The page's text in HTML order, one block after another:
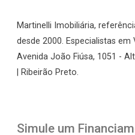
Martinelli Imobiliária,
desde 2000. Especialistas em
Avenida João Fiúsa, 1051 -
| Ribeirão Preto.
Simule um